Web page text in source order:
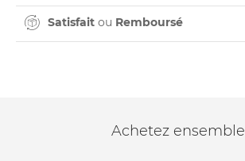
Satisfait ou Remboursé
Achetez ensemble